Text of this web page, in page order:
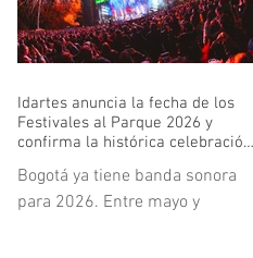
Idartes anuncia la fecha de los
Festivales al Parque 2026 y
confirma la histórica celebración
Bogotá ya tiene banda sonora
para 2026. Entre mayo y